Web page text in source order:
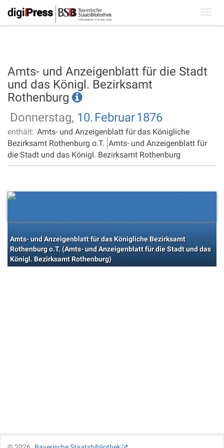
Amts- und Anzeigenblatt für die Stadt
und das Königl. Bezirksamt
Rothenburg
Donnerstag, 10. Februar1876
enthält: Amts- und Anzeigenblatt für das Königliche
Bezirksamt Rothenburg o.T. Amts- und Anzeigenblatt für
die Stadt und das Königl. Bezirksamt Rothenburg
Amts- und Anzeigenblatt für das Königliche Bezirksamt
Rothenburg o.T. (Amts- und Anzeigenblatt für die Stadt und das
Königl. Bezirksamt Rothenburg)